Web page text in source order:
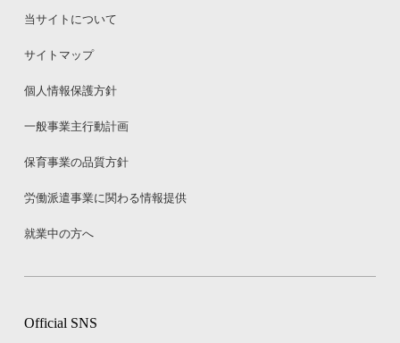
Official SNS
当サイトについて
サイトマップ
個人情報保護方針
一般事業主行動計画
保育事業の品質方針
労働派遣事業に関わる情報提供
就業中の方へ